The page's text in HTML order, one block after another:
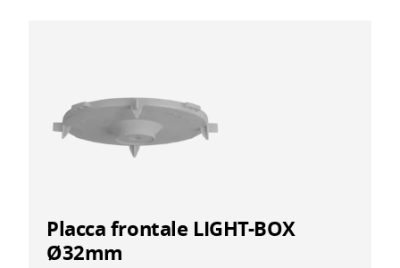
Placca frontale LIGHT-BOX
Ø32mm